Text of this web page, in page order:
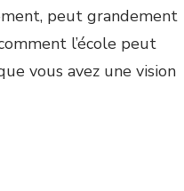
peut grandement
l’école peut
vous avez une vision